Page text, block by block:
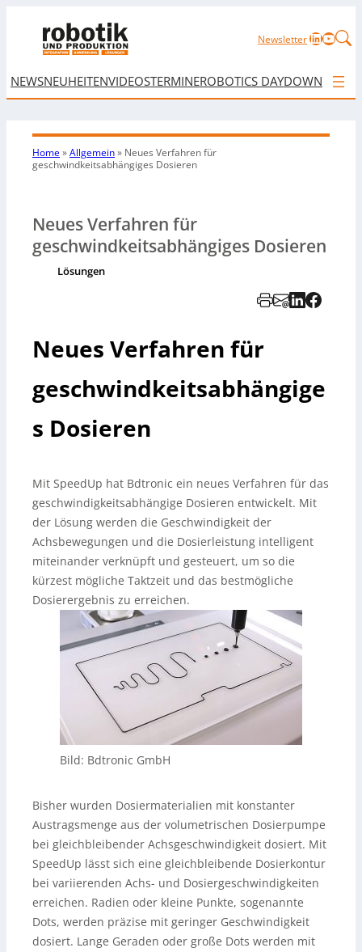
NewsletterLinkedIn
NEWSNEUHEITENVIDEOSTERMINEROBOTICS DAYDOWNLOAD
Home»Allgemein» Neues Verfahren für
geschwindkeitsabhängiges Dosieren
Neues Verfahren für
geschwindkeitsabhängiges Dosieren
Lösungen
Neues Verfahren für
geschwindkeitsabhängige
s Dosieren
Mit SpeedUp hat Bdtronic ein neues Verfahren für das
geschwindigkeitsabhängige Dosieren entwickelt. Mit
der Lösung werden die Geschwindigkeit der
Achsbewegungen und die Dosierleistung intelligent
miteinander verknüpft und gesteuert, um so die
kürzest mögliche Taktzeit und das bestmögliche
Dosierergebnis zu erreichen.
Bild: Bdtronic GmbH
Bisher wurden Dosiermaterialien mit konstanter
Austragsmenge aus der volumetrischen Dosierpumpe
bei gleichbleibender Achsgeschwindigkeit dosiert. Mit
SpeedUp lässt sich eine gleichbleibende Dosierkontur
bei variierenden Achs- und Dosiergeschwindigkeiten
erreichen. Radien oder kleine Punkte, sogenannte
Dots, werden präzise mit geringer Geschwindigkeit
dosiert. Lange Geraden oder große Dots werden mit